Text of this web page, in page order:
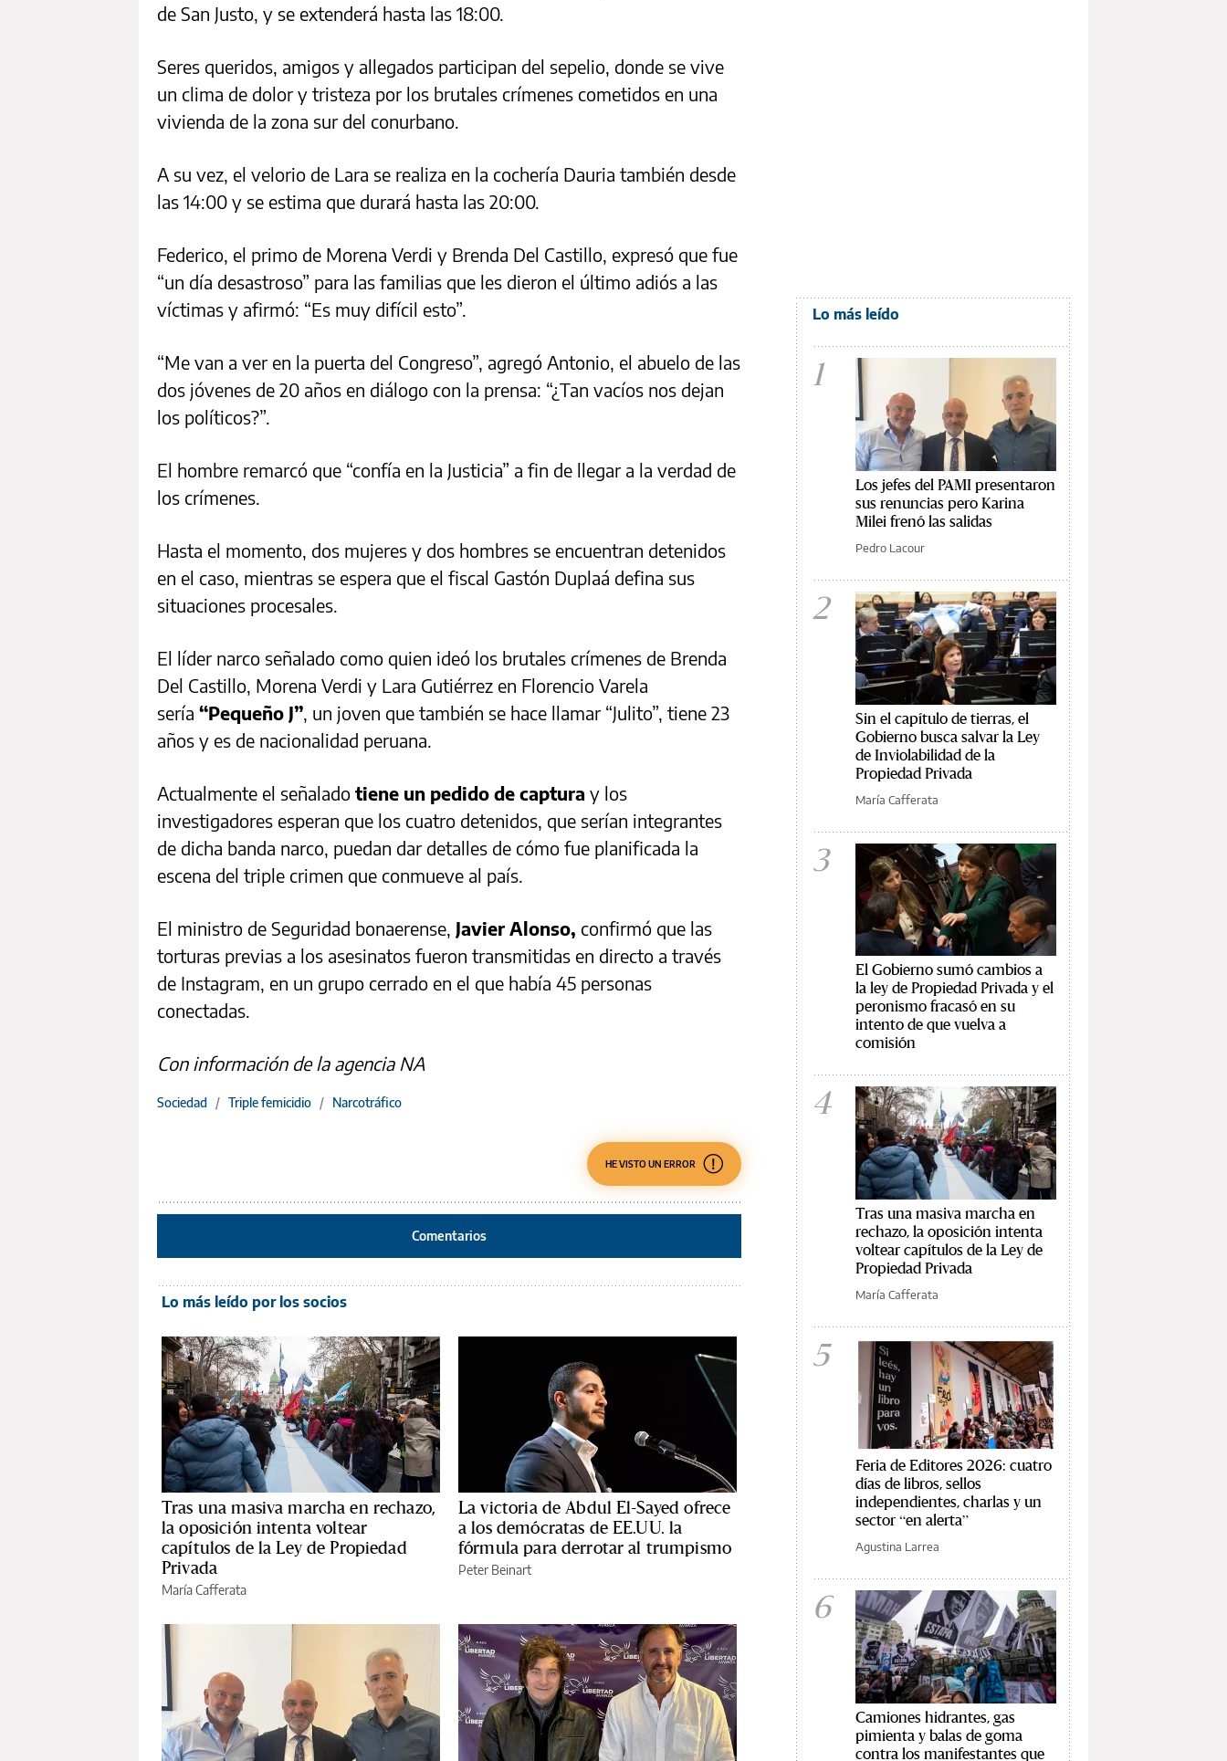
de San Justo, y se extenderá hasta las 18:00.
Seres queridos, amigos y allegados participan del sepelio, donde se vive
un clima de dolor y tristeza por los brutales crímenes cometidos en una
vivienda de la zona sur del conurbano.
A su vez, el velorio de Lara se realiza en la cochería Dauria también desde
las 14:00 y se estima que durará hasta las 20:00.
Federico, el primo de Morena Verdi y Brenda Del Castillo, expresó que fue
“un día desastroso” para las familias que les dieron el último adiós a las
víctimas y afirmó: “Es muy difícil esto”.
“Me van a ver en la puerta del Congreso”, agregó Antonio, el abuelo de las
dos jóvenes de 20 años en diálogo con la prensa: “¿Tan vacíos nos dejan
los políticos?”.
El hombre remarcó que “confía en la Justicia” a fin de llegar a la verdad de
los crímenes.
Hasta el momento, dos mujeres y dos hombres se encuentran detenidos
en el caso, mientras se espera que el fiscal Gastón Duplaá defina sus
situaciones procesales.
El líder narco señalado como quien ideó los brutales crímenes de Brenda
Del Castillo, Morena Verdi y Lara Gutiérrez en Florencio Varela
sería “Pequeño J”, un joven que también se hace llamar “Julito”, tiene 23
años y es de nacionalidad peruana.
Actualmente el señalado tiene un pedido de captura y los
investigadores esperan que los cuatro detenidos, que serían integrantes
de dicha banda narco, puedan dar detalles de cómo fue planificada la
escena del triple crimen que conmueve al país.
El ministro de Seguridad bonaerense, Javier Alonso, confirmó que las
torturas previas a los asesinatos fueron transmitidas en directo a través
de Instagram, en un grupo cerrado en el que había 45 personas
conectadas.
Con información de la agencia NA
Sociedad / Triple femicidio / Narcotráfico
HE VISTO UN ERROR
Comentarios
Lo más leído por los socios
Tras una masiva marcha en rechazo,
la oposición intenta voltear
capítulos de la Ley de Propiedad
Privada
María Cafferata
La victoria de Abdul El-Sayed ofrece
a los demócratas de EE.UU. la
fórmula para derrotar al trumpismo
Peter Beinart
Lo más leído
1
Los jefes del PAMI presentaron
sus renuncias pero Karina
Milei frenó las salidas
Pedro Lacour
2
Sin el capítulo de tierras, el
Gobierno busca salvar la Ley
de Inviolabilidad de la
Propiedad Privada
María Cafferata
3
El Gobierno sumó cambios a
la ley de Propiedad Privada y el
peronismo fracasó en su
intento de que vuelva a
comisión
4
Tras una masiva marcha en
rechazo, la oposición intenta
voltear capítulos de la Ley de
Propiedad Privada
María Cafferata
5
Feria de Editores 2026: cuatro
días de libros, sellos
independientes, charlas y un
sector “en alerta”
Agustina Larrea
6
Camiones hidrantes, gas
pimienta y balas de goma
contra los manifestantes que